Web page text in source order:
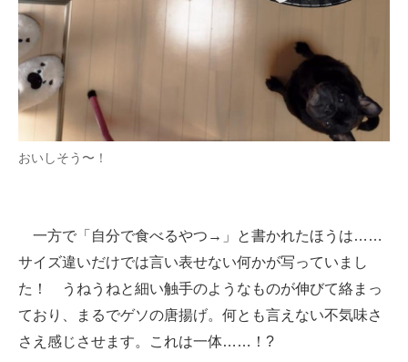
おいしそう〜！
一方で「自分で食べるやつ→」と書かれたほうは……
サイズ違いだけでは言い表せない何かが写っていまし
た！ うねうねと細い触手のようなものが伸びて絡まっ
ており、まるでゲソの唐揚げ。何とも言えない不気味さ
さえ感じさせます。これは一体……！?